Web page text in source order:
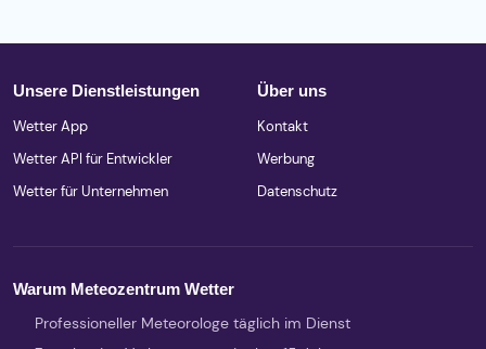
Unsere Dienstleistungen
Wetter App
Wetter API für Entwickler
Wetter für Unternehmen
Über uns
Kontakt
Werbung
Datenschutz
Warum Meteozentrum Wetter
Professioneller Meteorologe täglich im Dienst